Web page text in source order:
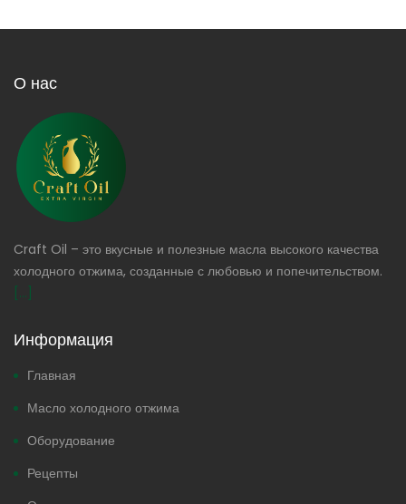
О нас
Craft Oil – это вкусные и полезные масла высокого качества
холодного отжима, созданные с любовью и попечительством.
[...]
Информация
Главная
Масло холодного отжима
Оборудование
Рецепты